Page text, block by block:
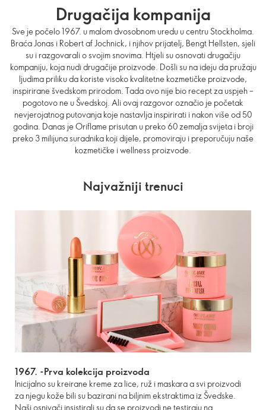
Drugačija kompanija
Sve je počelo 1967. u malom dvosobnom uredu u centru Stockholma.
Braća Jonas i Robert af Jochnick, i njihov prijatelj, Bengt Hellsten, sjeli
su i razgovarali o svojim snovima. Htjeli su osnovati drugačiju
kompaniju, koja nudi drugačije proizvode. Došli su na ideju da pružaju
ljudima priliku da koriste visoko kvalitetne kozmetičke proizvode,
inspirirane švedskom prirodom. Tada ovo nije bio recept za uspjeh –
pogotovo ne u Švedskoj. Ali ovaj razgovor označio je početak
nevjerojatnog putovanja koje nastavlja inspirirati i nakon više od 50
godina. Danas je Oriflame prisutan u preko 60 zemalja svijeta i broji
preko 3 milijuna suradnika koji dijele, promoviraju i preporučuju naše
kozmetičke i wellness proizvode.
Najvažniji trenuci
1967. -Prva kolekcija proizvoda
Inicijalno su kreirane kreme za lice, ruž i maskara a svi proizvodi
za njegu kože bili su bazirani na biljnim ekstraktima iz Švedske.
Naši osnivači insistirali su da se proizvodi ne testiraju na